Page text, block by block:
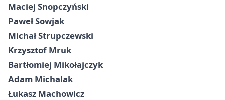
Maciej Snopczyński
Paweł Sowjak
Michał Strupczewski
Krzysztof Mruk
Bartłomiej Mikołajczyk
Adam Michalak
Łukasz Machowicz